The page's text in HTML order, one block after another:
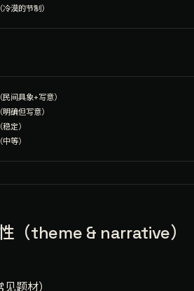
具象+写意）
但写意）
）
（theme & narrative）
题材）